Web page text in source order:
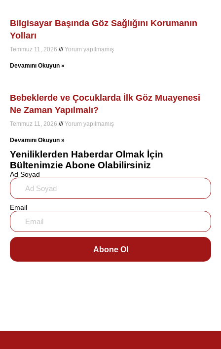
Bilgisayar Başında Göz Sağlığını Korumanın
Yolları
Temmuz 11, 2026 Yorum yapılmamış
Devamını Okuyun »
Bebeklerde ve Çocuklarda İlk Göz Muayenesi
Ne Zaman Yapılmalı?
Temmuz 11, 2026 Yorum yapılmamış
Devamını Okuyun »
Yeniliklerden Haberdar Olmak İçin
Bültenimzie Abone Olabilirsiniz
Ad Soyad
Email
Abone Ol